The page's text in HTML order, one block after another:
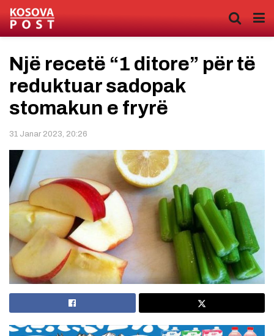
Një recetë “1 ditore” për të
reduktuar sadopak
stomakun e fryrë
31 Janar 2023, 20:26